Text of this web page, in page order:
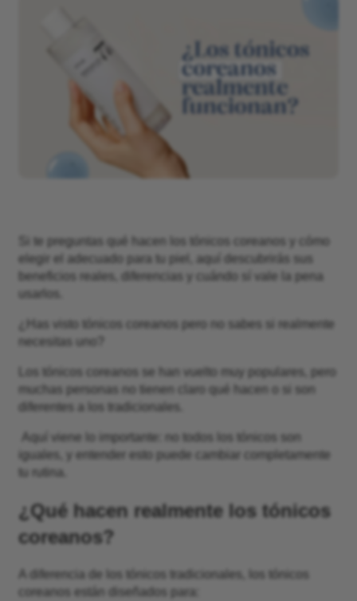
Si te preguntas qué hacen los tónicos coreanos y cómo
elegir el adecuado para tu piel, aquí descubrirás sus
beneficios reales, diferencias y cuándo sí vale la pena
usarlos.
¿Has visto tónicos coreanos pero no sabes si realmente
necesitas uno?
Los tónicos coreanos se han vuelto muy populares, pero
muchas personas no tienen claro qué hacen o si son
diferentes a los tradicionales.
Aquí viene lo importante: no todos los tónicos son
iguales, y entender esto puede cambiar completamente
tu rutina.
¿Qué hacen realmente los tónicos
coreanos?
A diferencia de los tónicos tradicionales, los tónicos
coreanos están diseñados para: